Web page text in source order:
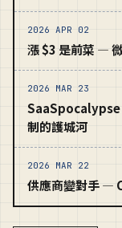
2026 APR 02
漲 $3 是前菜 —
2026 MAR 23
SaaSpocalypse
制的護城河
2026 MAR 22
供應商變對手 —